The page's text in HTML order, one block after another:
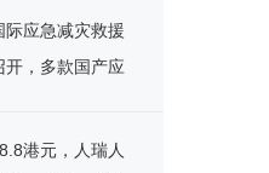
际应急减灾救援
开，多款国产应
港元，人瑞人